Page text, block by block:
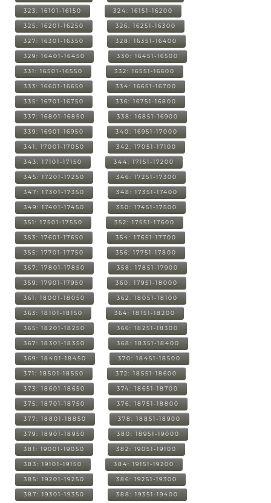
323: 16101-16150 324: 16151-16200
325: 16201-16250 326: 16251-16300
327: 16301-16350 328: 16351-16400
329: 16401-16450 330: 16451-16500
331: 16501-16550 332: 16551-16600
333: 16601-16650 334: 16651-16700
335: 16701-16750 336: 16751-16800
337: 16801-16850 338: 16851-16900
339: 16901-16950 340: 16951-17000
341: 17001-17050 342: 17051-17100
343: 17101-17150 344: 17151-17200
345: 17201-17250 346: 17251-17300
347: 17301-17350 348: 17351-17400
349: 17401-17450 350: 17451-17500
351: 17501-17550 352: 17551-17600
353: 17601-17650 354: 17651-17700
355: 17701-17750 356: 17751-17800
357: 17801-17850 358: 17851-17900
359: 17901-17950 360: 17951-18000
361: 18001-18050 362: 18051-18100
363: 18101-18150 364: 18151-18200
365: 18201-18250 366: 18251-18300
367: 18301-18350 368: 18351-18400
369: 18401-18450 370: 18451-18500
371: 18501-18550 372: 18551-18600
373: 18601-18650 374: 18651-18700
375: 18701-18750 376: 18751-18800
377: 18801-18850 378: 18851-18900
379: 18901-18950 380: 18951-19000
381: 19001-19050 382: 19051-19100
383: 19101-19150 384: 19151-19200
385: 19201-19250 386: 19251-19300
387: 19301-19350 388: 19351-19400